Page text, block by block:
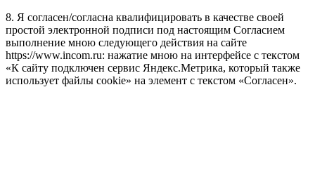
8. Я согласен/согласна квалифицировать в качестве своей
простой электронной подписи под настоящим Согласием
выполнение мною следующего действия на сайте
https://www.incom.ru: нажатие мною на интерфейсе с текстом
«К сайту подключен сервис Яндекс.Метрика, который также
использует файлы cookie» на элемент с текстом «Согласен».